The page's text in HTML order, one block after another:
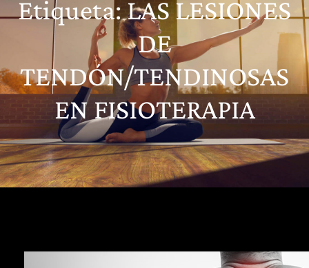
Etiqueta:LAS LESIONES
DE
TENDÓN/TENDINOSAS
EN FISIOTERAPIA